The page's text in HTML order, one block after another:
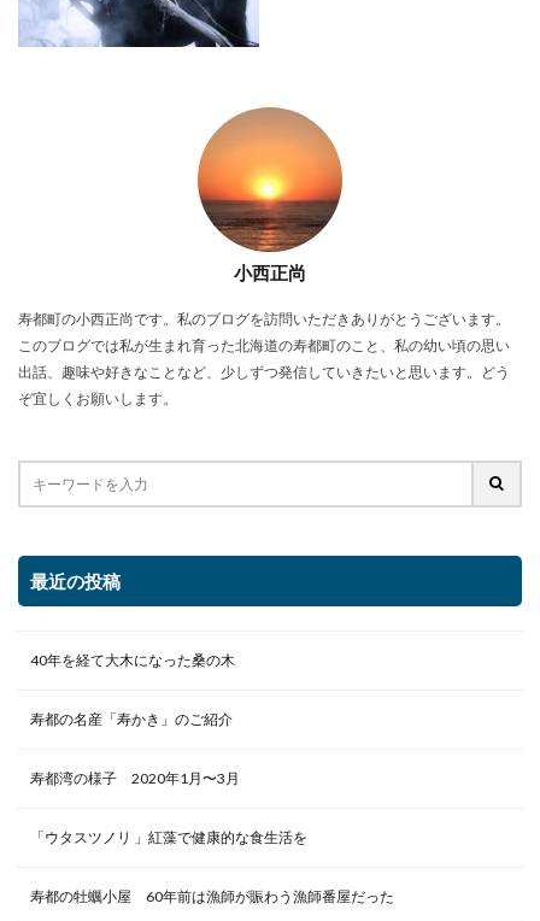
小西正尚
寿都町の小西正尚です。私のブログを訪問いただきありがとうございます。
このブログでは私が生まれ育った北海道の寿都町のこと、私の幼い頃の思い
出話、趣味や好きなことなど、少しずつ発信していきたいと思います。どう
ぞ宜しくお願いします。
最近の投稿
40年を経て大木になった桑の木
寿都の名産「寿かき」のご紹介
寿都湾の様子 2020年1月〜3月
「ウタスツノリ 」紅藻で健康的な食生活を
寿都の牡蠣小屋 60年前は漁師が賑わう漁師番屋だった